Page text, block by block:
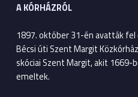
A KÓRHÁZRÓL
1897. október 31-én avatták
Bécsi úti Szent Margit
skóciai Szent Margit, akit 1669-
emeltek.